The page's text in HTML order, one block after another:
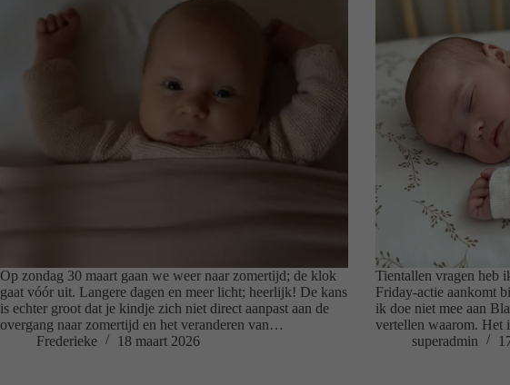
Op zondag 30 maart gaan we weer naar zomertijd; de klok
gaat vóór uit. Langere dagen en meer licht; heerlijk! De kans
is echter groot dat je kindje zich niet direct aanpast aan de
overgang naar zomertijd en het veranderen van…
Frederieke
18 maart 2026
Tientallen vragen heb
Friday-actie aankomt
ik doe niet mee aan
vertellen waarom. Het
superadmin